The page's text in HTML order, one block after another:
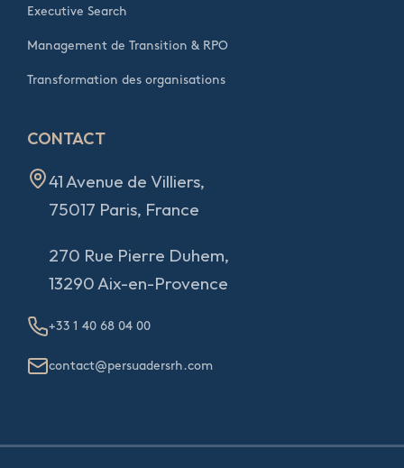
Executive Search
Management de Transition & RPO
Transformation des organisations
CONTACT
41 Avenue de Villiers,
75017 Paris, France
270 Rue Pierre Duhem,
13290 Aix-en-Provence
+33 1 40 68 04 00
contact@persuadersrh.com